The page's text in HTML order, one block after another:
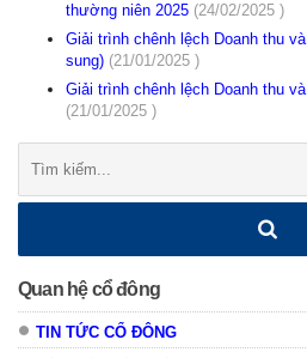
thường niên 2025 (24/02/2025 )
Giải trình chênh lệch Doanh thu
sung) (21/01/2025 )
Giải trình chênh lệch Doanh thu
(21/01/2025 )
kiếm:
Quan hệ cổ đông
TIN TỨC CỔ ĐÔNG